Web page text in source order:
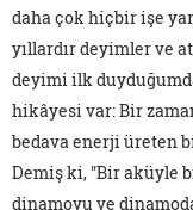
daha çok hiçbir işe
yıllardır deyimler ve
deyimi ilk
hikâyesi var: Bir
bedava enerji üreten
Demiş ki, "Bir aküyle
dinamoyu ve